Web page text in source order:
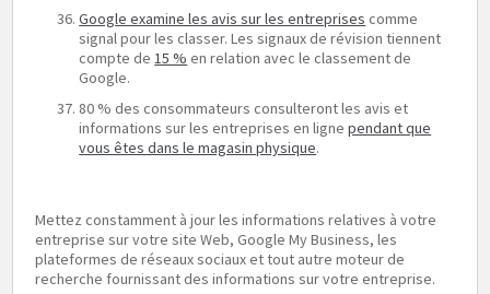
Google examine les avis sur les entreprises comme
signal pour les classer. Les signaux de révision tiennent
compte de15 % en relation avec le classement de
Google.
80 % des consommateurs consulteront les avis et
informations sur les entreprises en lignependant que
vous êtes dans le magasin physique.
Mettez constamment à jour les informations relatives à votre
entreprise sur votre site Web, Google My Business, les
plateformes de réseaux sociaux et tout autre moteur de
recherche fournissant des informations sur votre entreprise.